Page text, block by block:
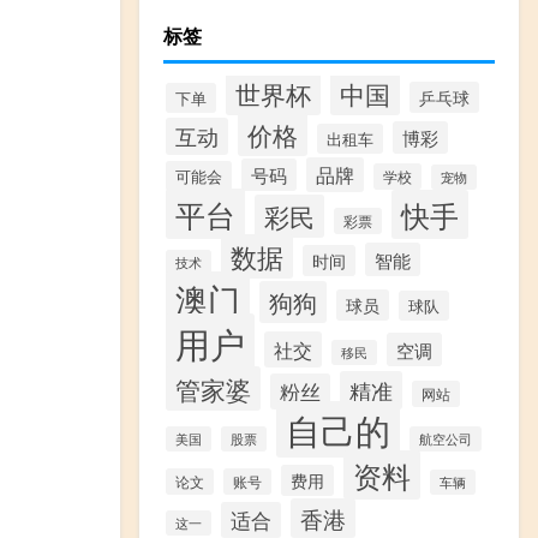
标签
下单 世界杯 中国 乒乓球
互动 价格 出租车 博彩
可能会 号码 品牌 学校 宠物
平台 彩民 彩票 快手
技术 数据 时间 智能
澳门 狗狗 球员 球队
用户 社交 移民 空调
管家婆 粉丝 精准 网站
美国 股票 自己的 航空公司
论文 账号 费用 资料 车辆
这一 适合 香港